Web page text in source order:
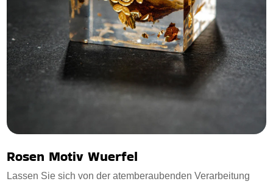
Rosen Motiv Wuerfel
Lassen Sie sich von der atemberaubenden Verarbeitung